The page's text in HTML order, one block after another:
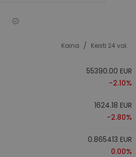
Kaina / Keisti 24 val.
55390.00 EUR
-2.10%
1624.18 EUR
-2.80%
0.865413 EUR
0.00%